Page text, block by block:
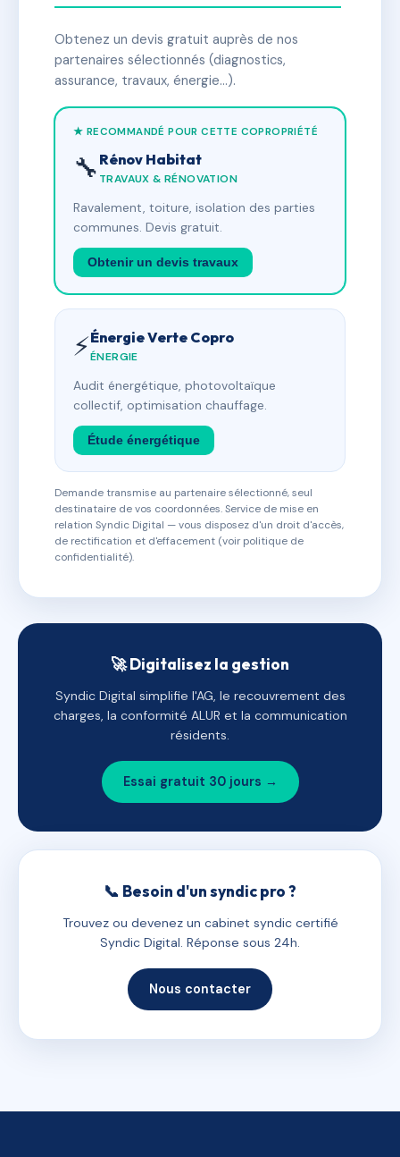
Obtenez un devis gratuit auprès de nos
partenaires sélectionnés (diagnostics,
assurance, travaux, énergie…).
★ RECOMMANDÉ POUR CETTE COPROPRIÉTÉ
🔧 Rénov Habitat
TRAVAUX & RÉNOVATION
Ravalement, toiture, isolation des parties
communes. Devis gratuit.
Obtenir un devis travaux
⚡Énergie Verte Copro
ÉNERGIE
Audit énergétique, photovoltaïque
collectif, optimisation chauffage.
Étude énergétique
Demande transmise au partenaire sélectionné, seul
destinataire de vos coordonnées. Service de mise en
relation Syndic Digital — vous disposez d'un droit d'accès,
de rectification et d'effacement (voir politique de
confidentialité).
🚀 Digitalisez la gestion
Syndic Digital simplifie l'AG, le recouvrement des
charges, la conformité ALUR et la communication
résidents.
Essai gratuit 30 jours →
📞 Besoin d'un syndic pro ?
Trouvez ou devenez un cabinet syndic certifié
Syndic Digital. Réponse sous 24h.
Nous contacter